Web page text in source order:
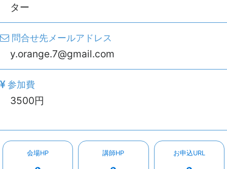
ター
問合せ先メールアドレス
y.orange.7@gmail.com
参加費
3500円
会場HP 講師HP お申込URL